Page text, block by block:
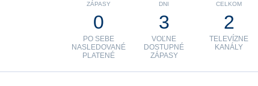
CELKOM
2
TELEVÍZNE
KANÁLY
DNI
3
VOĽNE
DOSTUPNÉ
ZÁPASY
ZÁPASY
0
PO SEBE
NASLEDOVANÉ
PLATENÉ